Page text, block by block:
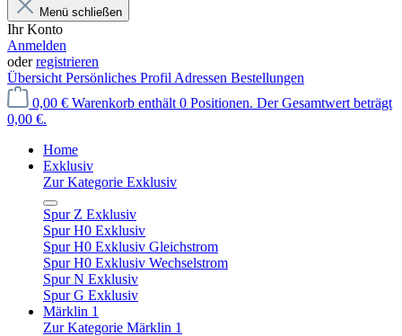
Menü schließen
Ihr Konto
Anmelden
oderregistrieren
Übersicht Persönliches Profil Adressen Bestellungen
0,00 € Warenkorb enthält 0 Positionen. Der Gesamtwert beträgt
0,00 €.
Home
Exklusiv
Zur Kategorie Exklusiv
Spur Z Exklusiv
Spur H0 Exklusiv
Spur H0 Exklusiv Gleichstrom
Spur H0 Exklusiv Wechselstrom
Spur N Exklusiv
Spur G Exklusiv
Märklin 1
Zur Kategorie Märklin 1